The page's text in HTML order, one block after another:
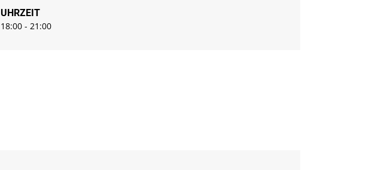
UHRZEIT
18:00 - 21:00